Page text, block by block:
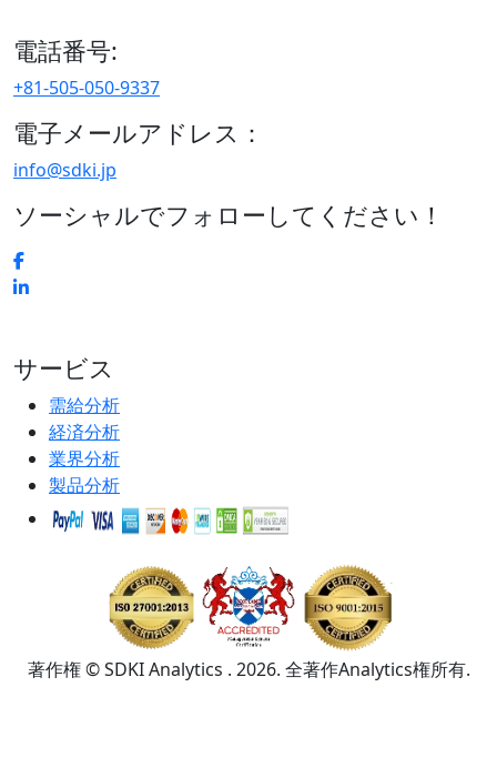
電話番号:
+81-505-050-9337
電子メールアドレス：
info@sdki.jp
ソーシャルでフォローしてください！
サービス
需給分析
経済分析
業界分析
製品分析
著作権 © SDKI Analytics . 2026. 全著作Analytics権所有.